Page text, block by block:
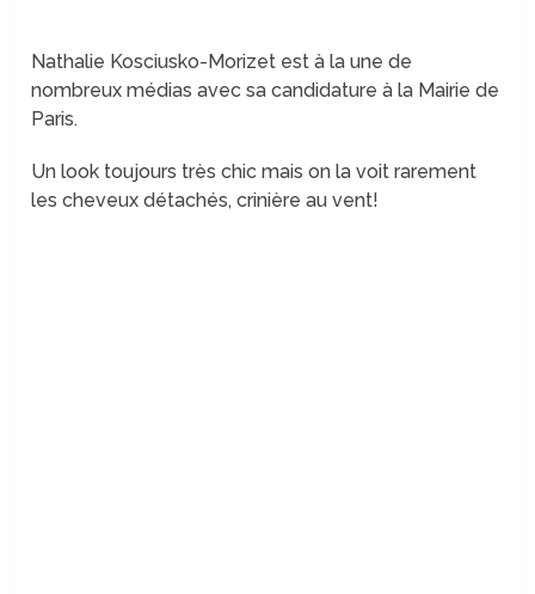
Nathalie Kosciusko-Morizet est à la une de
nombreux médias avec sa candidature à la Mairie de
Paris.
Un look toujours très chic mais on la voit rarement
les cheveux détachés, crinière au vent!